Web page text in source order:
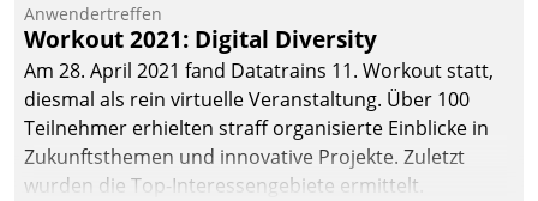
Cloud-Strategien und -
Lösungen mit hohem
Zukunftspotenzial.
Anwendertreffen
Workout 2021: Digital Diversity
Am 28. April 2021 fand Datatrains 11. Workout statt,
diesmal als rein virtuelle Veranstaltung. Über 100
Teilnehmer erhielten straff organisierte Einblicke in
Zukunftsthemen und innovative Projekte. Zuletzt
wurden die Top-Interessengebiete ermittelt.